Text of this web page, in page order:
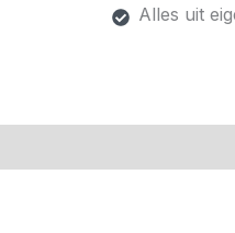
Alles uit